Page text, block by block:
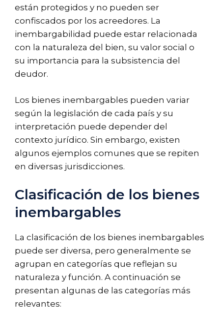
están protegidos y no pueden ser
confiscados por los acreedores. La
inembargabilidad puede estar relacionada
con la naturaleza del bien, su valor social o
su importancia para la subsistencia del
deudor.
Los bienes inembargables pueden variar
según la legislación de cada país y su
interpretación puede depender del
contexto jurídico. Sin embargo, existen
algunos ejemplos comunes que se repiten
en diversas jurisdicciones.
Clasificación de los bienes
inembargables
La clasificación de los bienes inembargables
puede ser diversa, pero generalmente se
agrupan en categorías que reflejan su
naturaleza y función. A continuación se
presentan algunas de las categorías más
relevantes: